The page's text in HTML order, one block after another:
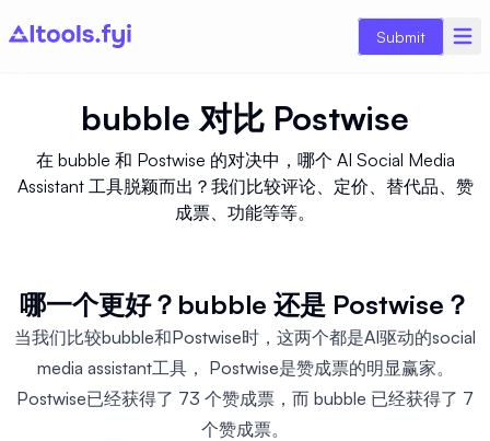
Submit
bubble 对比 Postwise
在 bubble 和 Postwise 的对决中，哪个 AI Social Media
Assistant 工具脱颖而出？我们比较评论、定价、替代品、赞
成票、功能等等。
哪一个更好？bubble 还是 Postwise？
当我们比较bubble和Postwise时，这两个都是AI驱动的social
media assistant工具， Postwise是赞成票的明显赢家。
Postwise已经获得了 73 个赞成票，而 bubble 已经获得了 7
个赞成票。